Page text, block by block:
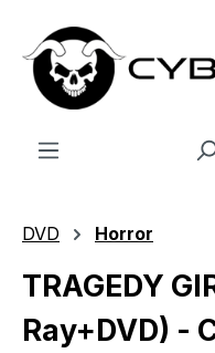
Zum Hauptinhalt
DVD Horror
TRAGEDY
Ray+DVD) -